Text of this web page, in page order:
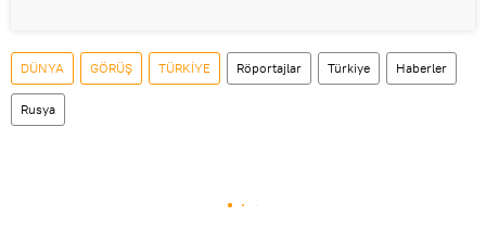
DÜNYA GÖRÜŞ TÜRKİYE Röportajlar Türkiye Haberler
Rusya